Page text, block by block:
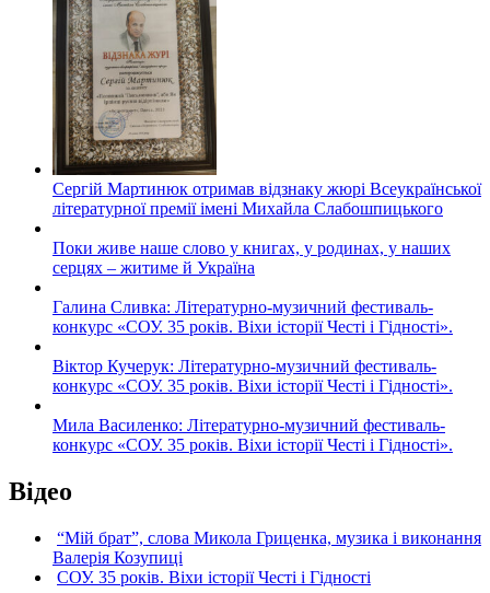
Сергій Мартинюк отримав відзнаку жюрі Всеукраїнської
літературної премії імені Михайла Слабошпицького
Поки живе наше слово у книгах, у родинах, у наших
серцях – житиме й Україна
Галина Сливка: Літературно-музичний фестиваль-
конкурс «СОУ. 35 років. Віхи історії Честі і Гідності».
Віктор Кучерук: Літературно-музичний фестиваль-
конкурс «СОУ. 35 років. Віхи історії Честі і Гідності».
Мила Василенко: Літературно-музичний фестиваль-
конкурс «СОУ. 35 років. Віхи історії Честі і Гідності».
Відео
“Мій брат”, слова Микола Гриценка, музика і виконання
Валерія Козупиці
СОУ. 35 років. Віхи історії Честі і Гідності